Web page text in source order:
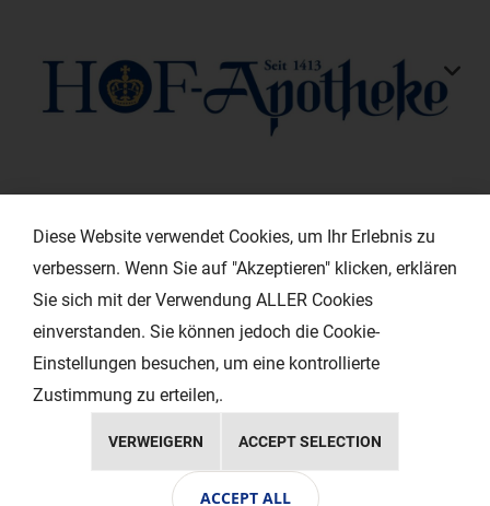
EXTRAS
Copyright © 2024 Ihr Layout - Werbeagentur
Diese Website verwendet Cookies, um Ihr Erlebnis zu
verbessern. Wenn Sie auf "Akzeptieren" klicken, erklären
Sie sich mit der Verwendung ALLER Cookies
einverstanden. Sie können jedoch die Cookie-
Einstellungen besuchen, um eine kontrollierte
Zustimmung zu erteilen,.
VERWEIGERN ACCEPT SELECTION
ACCEPT ALL